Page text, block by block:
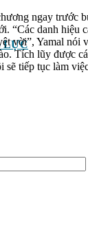
LỰC
ngay trước
“Các danh hiệu
vời”, Yamal nói
Tích lũy được
sẽ tiếp tục làm